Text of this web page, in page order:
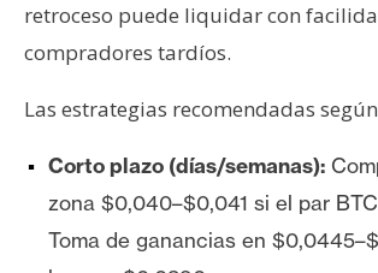
retroceso puede liquidar con
compradores tardíos.
Las estrategias recomendadas
Corto plazo (días/semanas):
zona $0,040–$0,041 si el par
Toma de ganancias en